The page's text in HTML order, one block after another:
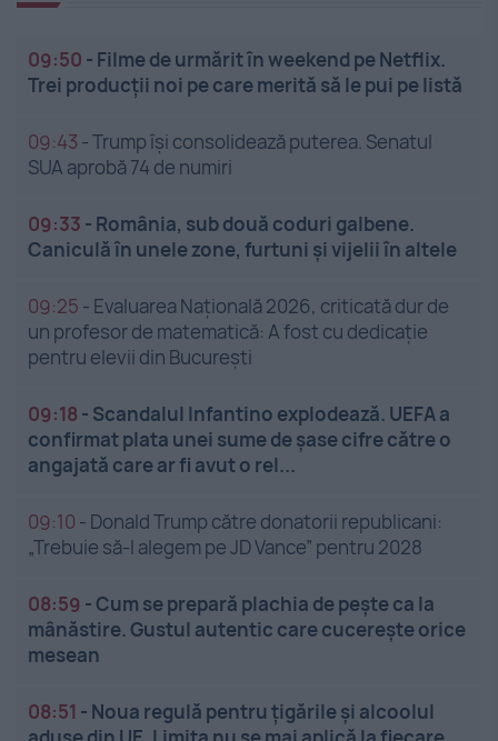
09:50 - Filme de urmărit în weekend pe Netflix.
Trei producții noi pe care merită să le pui pe listă
09:43 -Trump își consolidează puterea. Senatul
SUA aprobă 74 de numiri
09:33 - România, sub două coduri galbene.
Caniculă în unele zone, furtuni și vijelii în altele
09:25 - Evaluarea Națională 2026, criticată dur de
un profesor de matematică: A fost cu dedicație
pentru elevii din București
09:18 - Scandalul Infantino explodează. UEFA a
confirmat plata unei sume de șase cifre către o
angajată care ar fi avut o rel...
09:10 - Donald Trump către donatorii republicani:
„Trebuie să-l alegem pe JD Vance” pentru 2028
08:59 -Cum se prepară plachia de pește ca la
mânăstire. Gustul autentic care cucerește orice
mesean
08:51 - Noua regulă pentru țigările și alcoolul